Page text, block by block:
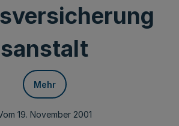
sanstalt
Mehr
19. November 2001